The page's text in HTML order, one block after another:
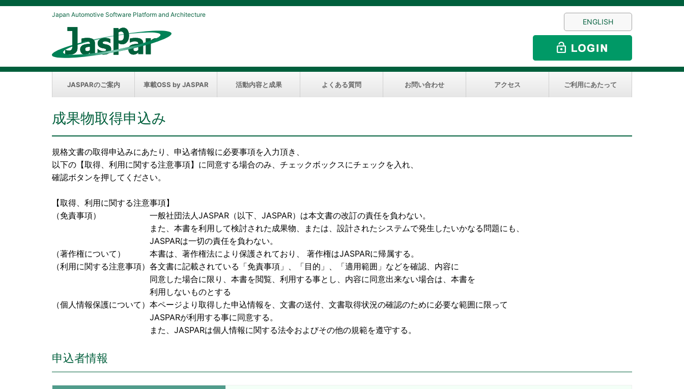
Japan Automotive Software Platform and Architecture
ENGLISH
JASPARのご案内 車載OSS by JASPAR 活動内容と成果 よくある質問 お問い合わせ アクセス ご利用にあたって
成果物取得申込み
規格文書の取得申込みにあたり、申込者情報に必要事項を入力頂き、
以下の【取得、利用に関する注意事項】に同意する場合のみ、チェックボックスにチェックを入れ、
確認ボタンを押してください。
【取得、利用に関する注意事項】
（免責事項） 一般社団法人JASPAR（以下、JASPAR）は本文書の改訂の責任を負わない。
また、本書を利用して検討された成果物、または、設計されたシステムで発生したいかなる問題にも、
JASPARは一切の責任を負わない。
（著作権について） 本書は、著作権法により保護されており、 著作権はJASPARに帰属する。
（利用に関する注意事項）各文書に記載されている「免責事項」、「目的」、「適用範囲」などを確認、内容に
同意した場合に限り、本書を閲覧、利用する事とし、内容に同意出来ない場合は、本書を
利用しないものとする
（個人情報保護について）本ページより取得した申込情報を、文書の送付、文書取得状況の確認のために必要な範囲に限って
JASPARが利用する事に同意する。
また、JASPARは個人情報に関する法令およびその他の規範を遵守する。
申込者情報